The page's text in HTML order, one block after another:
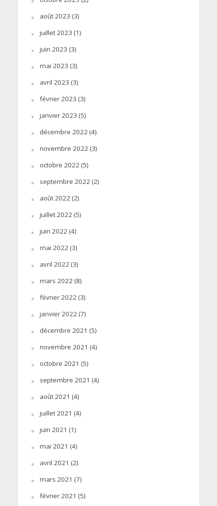
août 2023 (3)
juillet 2023 (1)
juin 2023 (3)
mai 2023 (3)
avril 2023 (3)
février 2023 (3)
janvier 2023 (5)
décembre 2022(4)
novembre 2022(3)
octobre 2022(5)
septembre 2022(2)
août 2022(2)
juillet 2022(5)
juin 2022(4)
mai 2022(3)
avril 2022(3)
mars 2022(8)
février 2022(3)
janvier 2022(7)
décembre 2021 (5)
novembre 2021 (4)
octobre 2021 (5)
septembre 2021 (4)
août 2021 (4)
juillet 2021 (4)
juin 2021 (1)
mai 2021 (4)
avril 2021 (2)
mars 2021 (7)
février 2021 (5)